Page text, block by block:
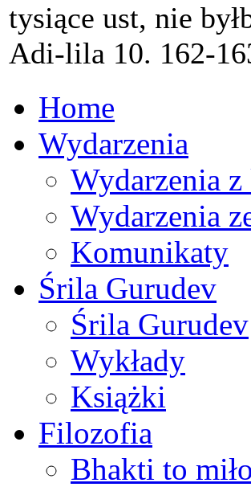
tysiące ust, nie
Adi-lila 10. 162-
Home
Wydarzenia
Wydarzenia
Wydarzenia
Komunikaty
Śrila Gurudev
Śrila Gurudev
Wykłady
Książki
Filozofia
Bhakti to